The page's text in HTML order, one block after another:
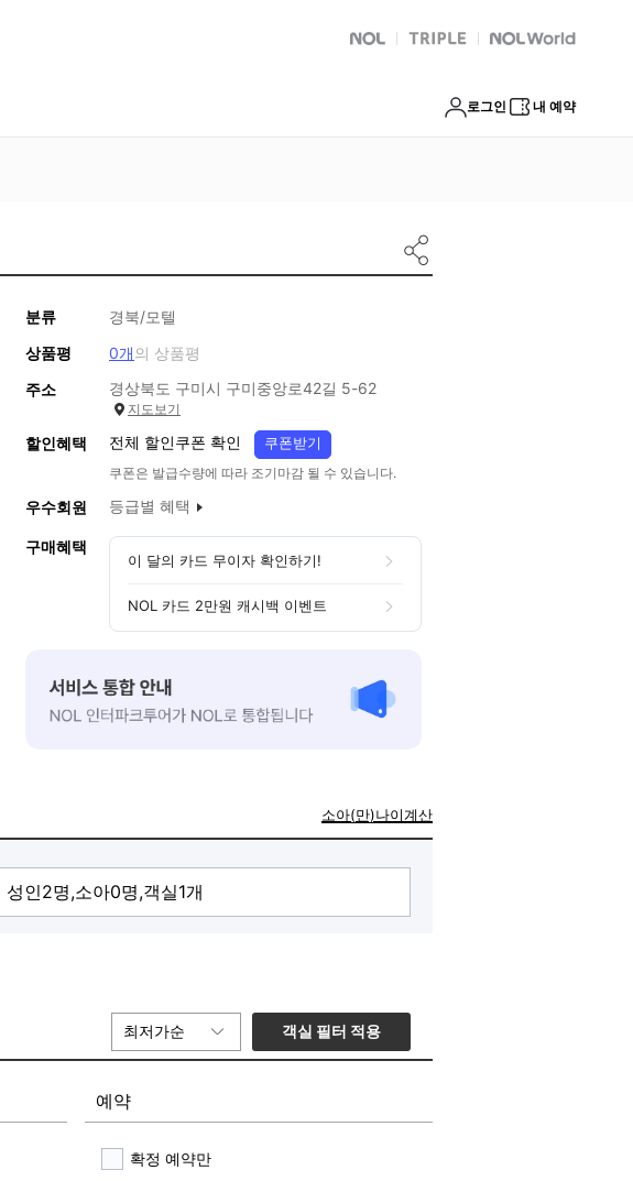
NOL 트리플 Global Interpark
로그인 내 예약
분류
경북/모텔
상품평
0개의 상품평
주소
경상북도 구미시 구미중앙로42길 5-62
지도보기
할인혜택 전체 할인쿠폰 확인 쿠폰받기
쿠폰은 발급수량에 따라 조기마감 될 수 있습니다.
우수회원 등급별 혜택
구매혜택
이 달의 카드 무이자 확인하기!
NOL 카드 2만원 캐시백 이벤트
소아(만)나이계산
최저가순 객실 필터 적용
예약
확정 예약만